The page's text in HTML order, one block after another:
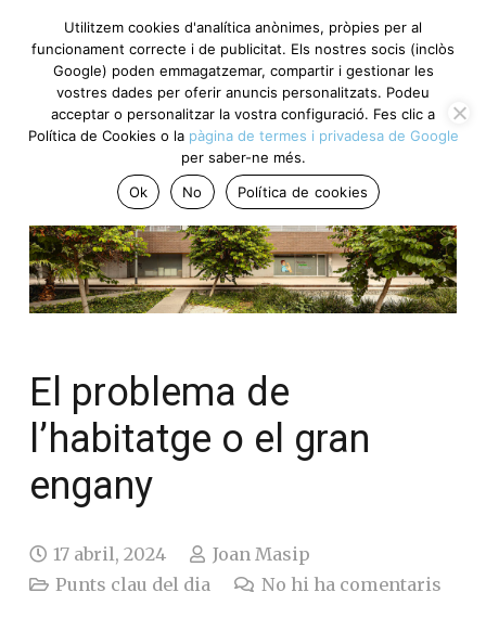
El problema de
l’habitatge o el gran
engany
17 abril, 2024
Joan Masip
Punts clau del dia
No hi ha comentaris
Utilitzem cookies d'analítica anònimes, pròpies per al
funcionament correcte i de publicitat. Els nostres socis (inclòs
Google) poden emmagatzemar, compartir i gestionar les
vostres dades per oferir anuncis personalitzats. Podeu
acceptar o personalitzar la vostra configuració. Fes clic a
Política de Cookies o la pàgina de termes i privadesa de Google
per saber-ne més.
Ok
No Política de cookies